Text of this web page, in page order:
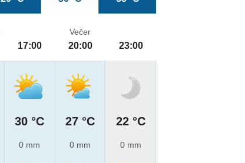
17:00
30 °C
0 mm
Večer
20:00
27 °C
0 mm
23:00
22 °C
0 mm